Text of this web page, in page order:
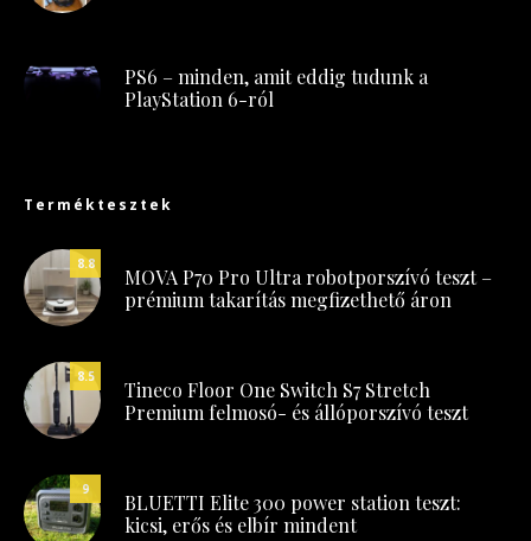
PS6 – minden, amit eddig tudunk a
PlayStation 6-ról
Terméktesztek
8.8
MOVA P70 Pro Ultra robotporszívó teszt –
prémium takarítás megfizethető áron
8.5
Tineco Floor One Switch S7 Stretch
Premium felmosó- és állóporszívó teszt
9
BLUETTI Elite 300 power station teszt:
kicsi, erős és elbír mindent